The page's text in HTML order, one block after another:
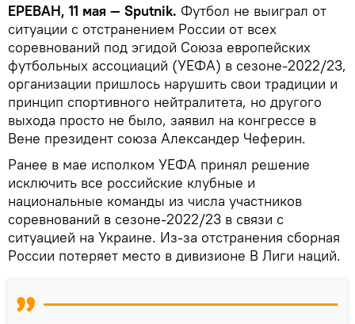
ЕРЕВАН, 11 мая — Sputnik. Футбол не выиграл от
ситуации с отстранением России от всех
соревнований под эгидой Союза европейских
футбольных ассоциаций (УЕФА) в сезоне-2022/23,
организации пришлось нарушить свои традиции и
принцип спортивного нейтралитета, но другого
выхода просто не было, заявил на конгрессе в
Вене президент союза Александер Чеферин.
Ранее в мае исполком УЕФА принял решение
исключить все российские клубные и
национальные команды из числа участников
соревнований в сезоне-2022/23 в связи с
ситуацией на Украине. Из-за отстранения сборная
России потеряет место в дивизионе B Лиги наций.